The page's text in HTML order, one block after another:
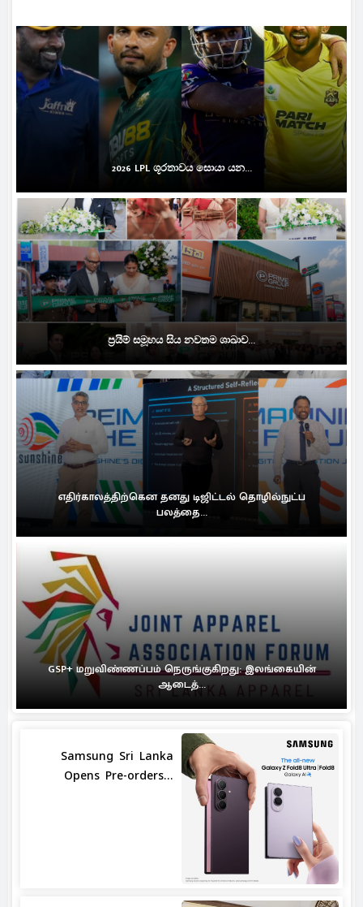
2026 LPL ශූරතාවය සොයා යන...
ප්‍රයිම් සමූහය සිය නවතම ශාඛාව...
எதிர்காலத்திற்கென தனது டிஜிட்டல் தொழில்நுட்ப
பலத்தை...
GSP+ மறுவிண்ணப்பம் நெருங்குகிறது: இலங்கையின்
ஆடைத்...
Samsung Sri Lanka
Opens Pre-orders...